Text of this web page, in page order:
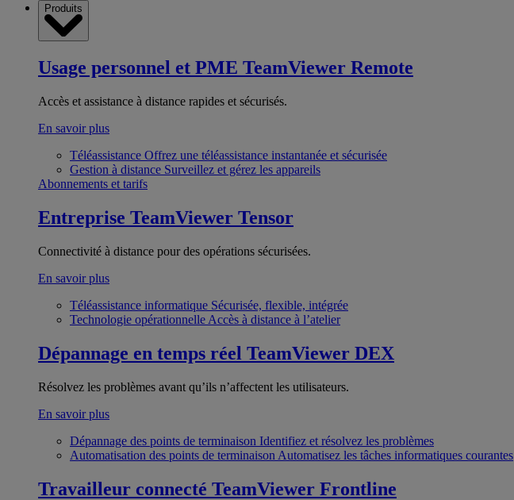
Produits
Usage personnel et PME TeamViewer Remote
Accès et assistance à distance rapides et sécurisés.
En savoir plus
Téléassistance Offrez une téléassistance instantanée et sécurisée
Gestion à distance Surveillez et gérez les appareils
Abonnements et tarifs
Entreprise TeamViewer Tensor
Connectivité à distance pour des opérations sécurisées.
En savoir plus
Téléassistance informatique Sécurisée, flexible, intégrée
Technologie opérationnelle Accès à distance à l’atelier
Dépannage en temps réel TeamViewer DEX
Résolvez les problèmes avant qu’ils n’affectent les utilisateurs.
En savoir plus
Dépannage des points de terminaison Identifiez et résolvez les problèmes
Automatisation des points de terminaison Automatisez les tâches informatiques courantes
Travailleur connecté TeamViewer Frontline